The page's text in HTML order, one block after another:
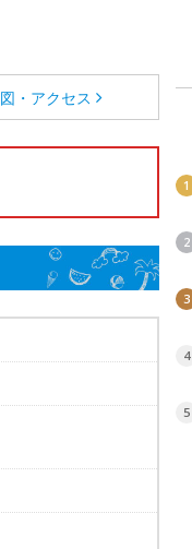
・アクセス
1
2
3
4
5